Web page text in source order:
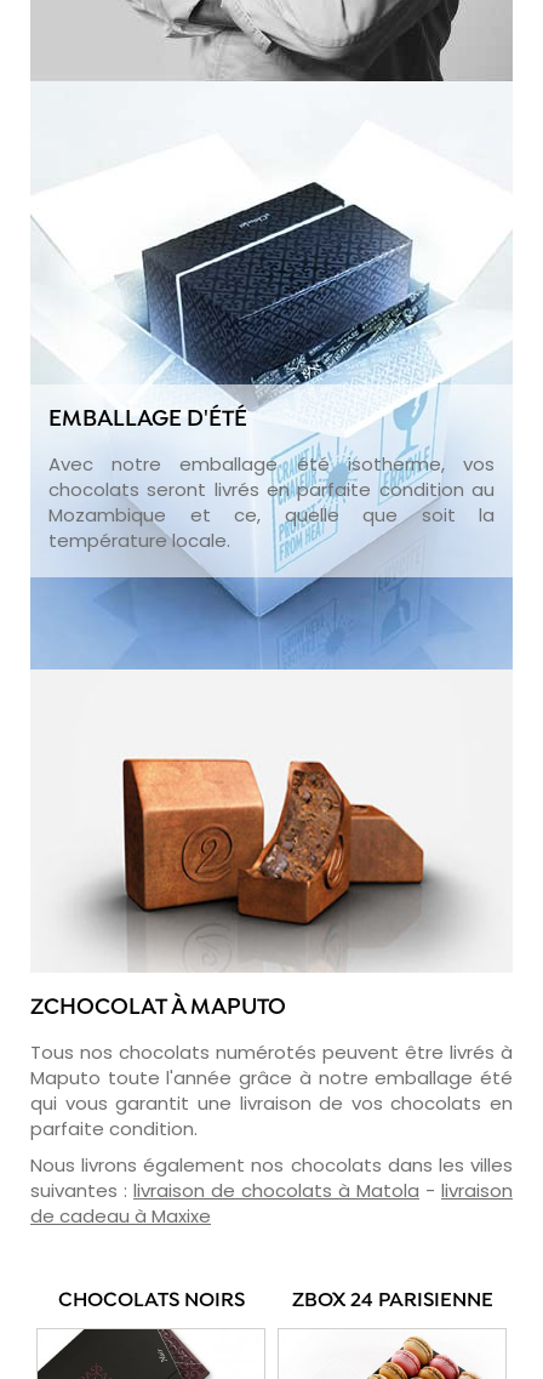
EMBALLAGE D'ÉTÉ
Avec notre emballage été isotherme, vos
chocolats seront livrés en parfaite condition au
Mozambique et ce, quelle que soit la
température locale.
ZCHOCOLAT À MAPUTO
Tous nos chocolats numérotés peuvent être livrés à
Maputo toute l'année grâce à notre emballage été
qui vous garantit une livraison de vos chocolats en
parfaite condition.
Nous livrons également nos chocolats dans les villes
suivantes : livraison de chocolats à Matola - livraison
de cadeau à Maxixe
CHOCOLATS NOIRS ZBOX 24 PARISIENNE